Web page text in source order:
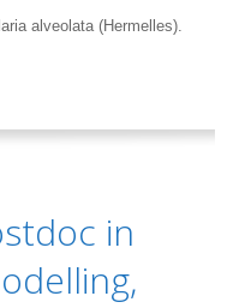
alveolata (Hermelles).
in